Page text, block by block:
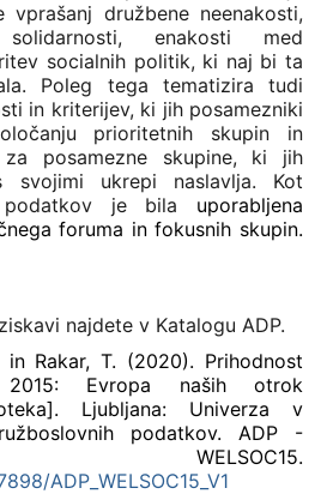
vprašanj družbene neenakosti,
solidarnosti, enakosti med
socialnih politik, ki naj bi ta
Poleg tega tematizira tudi
in kriterijev, ki jih posamezniki
prioritetnih skupin in
posamezne skupine, ki jih
svojimi ukrepi naslavlja. Kot
podatkov je bila uporabljena
foruma in fokusnih skupin.
najdete v Katalogu ADP.
Rakar, T. (2020). Prihodnost
Evropa naših otrok
Ljubljana: Univerza v
podatkov. ADP -
ADP_WELSOC15_V1